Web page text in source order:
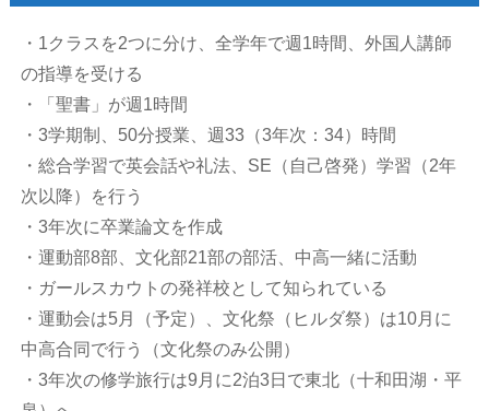
・1クラスを2つに分け、全学年で週1時間、外国人講師
の指導を受ける
・「聖書」が週1時間
・3学期制、50分授業、週33（3年次：34）時間
・総合学習で英会話や礼法、SE（自己啓発）学習（2年
次以降）を行う
・3年次に卒業論文を作成
・運動部8部、文化部21部の部活、中高一緒に活動
・ガールスカウトの発祥校として知られている
・運動会は5月（予定）、文化祭（ヒルダ祭）は10月に
中高合同で行う（文化祭のみ公開）
・3年次の修学旅行は9月に2泊3日で東北（十和田湖・平